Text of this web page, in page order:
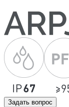
Задать вопрос